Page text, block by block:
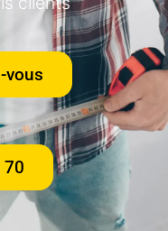
vous
70